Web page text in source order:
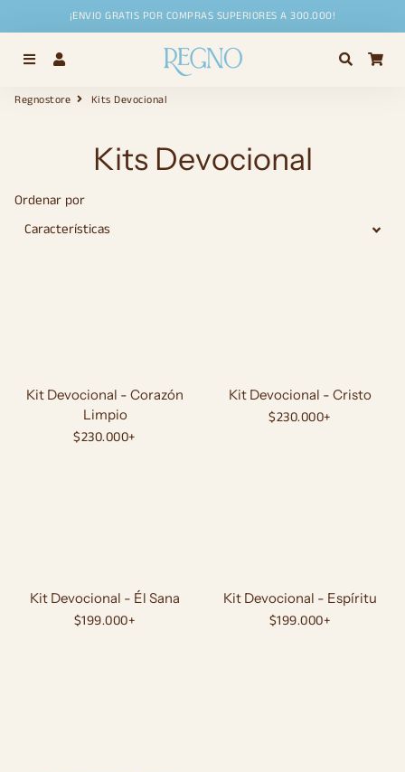
¡ENVIO GRATIS POR COMPRAS SUPERIORES A 300.000!
Menú Buscar
Regnostore Kits Devocional
Kits Devocional
Ordenar por
Kit Devocional - Corazón
Limpio
Precio
$230.000+
Kit Devocional - Cristo
Precio
$230.000+
Kit Devocional - Él Sana
Precio
$199.000+
Kit Devocional - Espíritu
Precio
$199.000+